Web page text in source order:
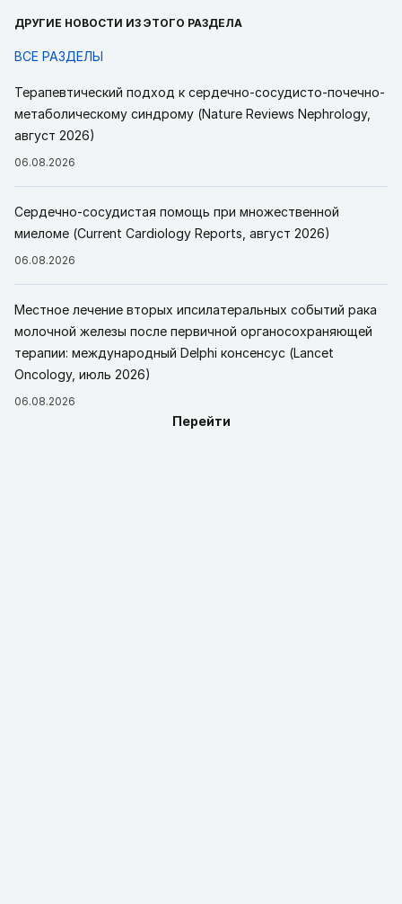
ДРУГИЕ НОВОСТИ ИЗ ЭТОГО РАЗДЕЛА
ВСЕ РАЗДЕЛЫ
Терапевтический подход к сердечно-сосудисто-почечно-
метаболическому синдрому (Nature Reviews Nephrology,
август 2026)
06.08.2026
Сердечно-сосудистая помощь при множественной
миеломе (Current Cardiology Reports, август 2026)
06.08.2026
Местное лечение вторых ипсилатеральных событий рака
молочной железы после первичной органосохраняющей
терапии: международный Delphi консенсус (Lancet
Oncology, июль 2026)
06.08.2026
Перейти